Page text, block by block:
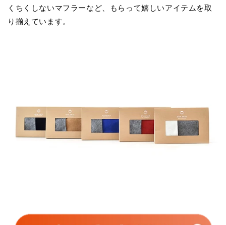
くちくしないマフラーなど、もらって嬉しいアイテムを取
り揃えています。